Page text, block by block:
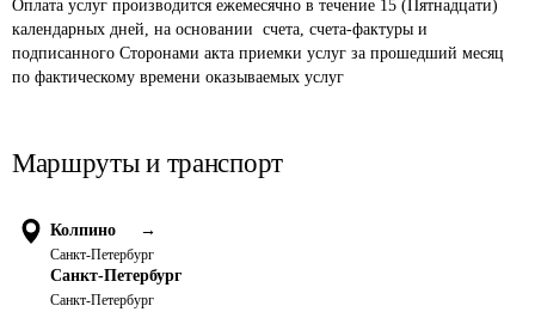
Оплата услуг производится ежемесячно в течение 15 (Пятнадцати)
календарных дней, на основании  счета, счета-фактуры и
подписанного Сторонами акта приемки услуг за прошедший месяц
по фактическому времени оказываемых услуг
Маршруты и транспорт
Колпино →
Санкт-Петербург
Санкт-Петербург
Санкт-Петербург